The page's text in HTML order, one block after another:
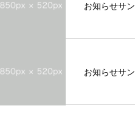
お知らせサ
お知らせサ